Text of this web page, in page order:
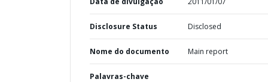
Disclosure Status Disclosed
Nome do documento Main report
Palavras-chave